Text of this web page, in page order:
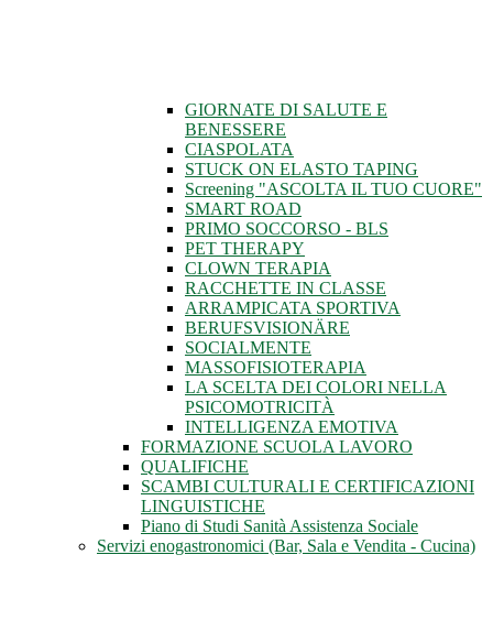
GIORNATE DI SALUTE E
BENESSERE
CIASPOLATA
STUCK ON ELASTO TAPING
Screening "ASCOLTA IL TUO CUORE"
SMART ROAD
PRIMO SOCCORSO - BLS
PET THERAPY
CLOWN TERAPIA
RACCHETTE IN CLASSE
ARRAMPICATA SPORTIVA
BERUFSVISIONÄRE
SOCIALMENTE
MASSOFISIOTERAPIA
LA SCELTA DEI COLORI NELLA
PSICOMOTRICITÀ
INTELLIGENZA EMOTIVA
FORMAZIONE SCUOLA LAVORO
QUALIFICHE
SCAMBI CULTURALI E CERTIFICAZIONI
LINGUISTICHE
Piano di Studi Sanità Assistenza Sociale
Servizi enogastronomici (Bar, Sala e Vendita - Cucina)